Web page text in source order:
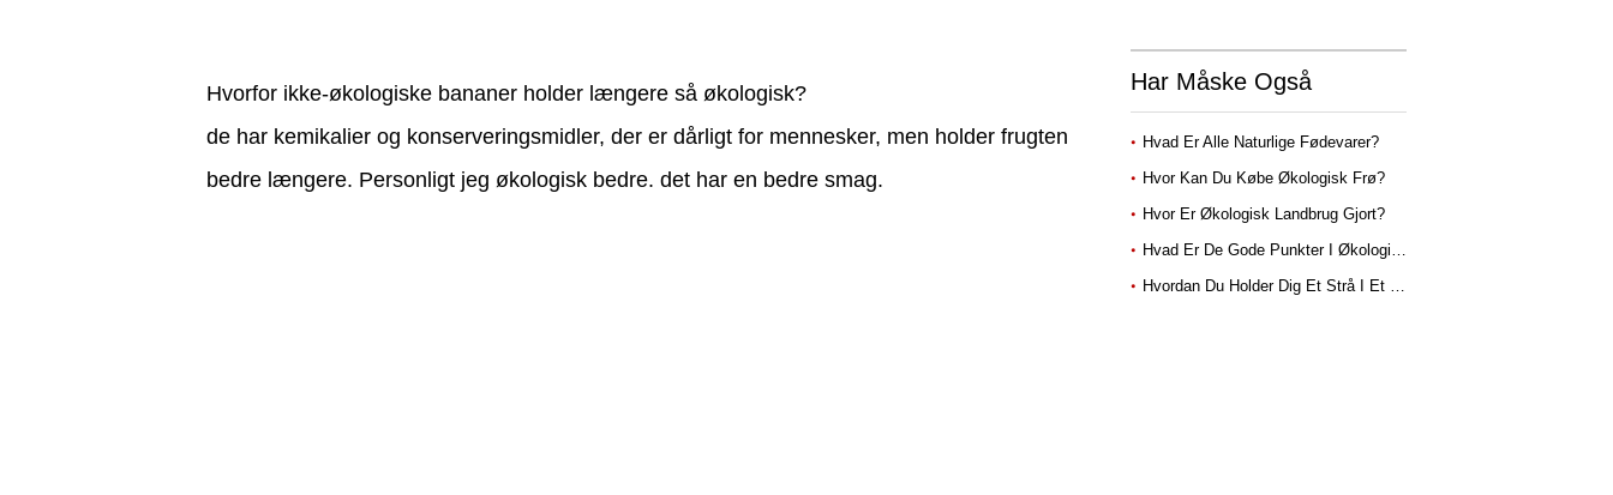
Hvorfor ikke-økologiske bananer holder længere så økologisk?
de har kemikalier og konserveringsmidler, der er dårligt for mennesker, men holder frugten
bedre længere. Personligt jeg økologisk bedre. det har en bedre smag.
Har Måske Også
Hvad Er Alle Naturlige Fødevarer?
Hvor Kan Du Købe Økologisk Frø?
Hvor Er Økologisk Landbrug Gjort?
Hvad Er De Gode Punkter I Økologiske Fødevarer?
Hvordan Du Holder Dig Et Strå I Et Æble?